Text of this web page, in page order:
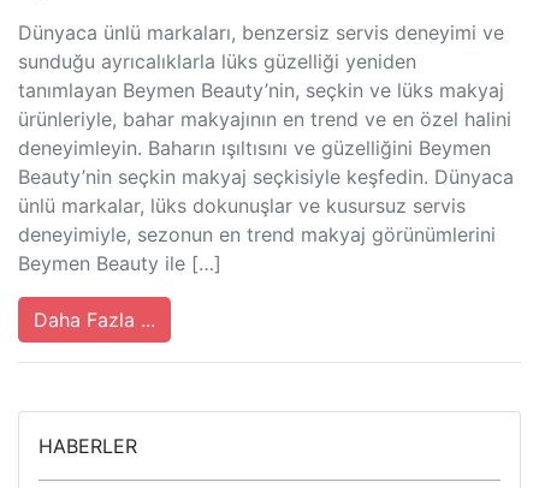
Dünyaca ünlü markaları, benzersiz servis deneyimi ve
sunduğu ayrıcalıklarla lüks güzelliği yeniden
tanımlayan Beymen Beauty’nin, seçkin ve lüks makyaj
ürünleriyle, bahar makyajının en trend ve en özel halini
deneyimleyin. Baharın ışıltısını ve güzelliğini Beymen
Beauty’nin seçkin makyaj seçkisiyle keşfedin. Dünyaca
ünlü markalar, lüks dokunuşlar ve kusursuz servis
deneyimiyle, sezonun en trend makyaj görünümlerini
Beymen Beauty ile […]
Daha Fazla ...
HABERLER